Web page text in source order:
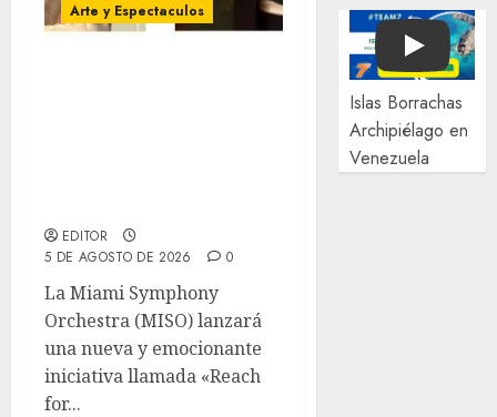
Arte y Espectaculos
EDITOR
5 DE AGOSTO DE 2026
0
La Miami Symphony
Orchestra (MISO) lanzará
una nueva y emocionante
iniciativa llamada «Reach
for...
Play
Islas Borrachas
Archipiélago en
Venezuela